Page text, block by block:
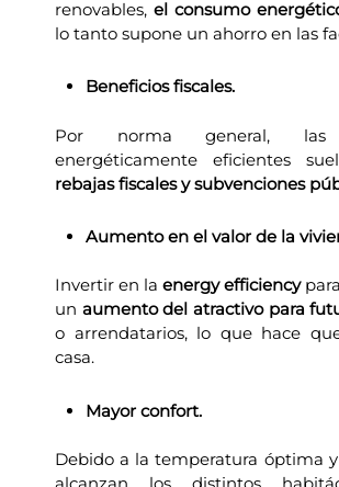
renovables,el consumo
lo tanto supone un ahorro en las
Beneficios fiscales.
Por norma general, las
energéticamente eficientes
rebajas fiscales y subvenciones
Aumento en el valor de la
Invertir en la energy efficiency
un aumento del atractivo para
o arrendatarios, lo que hace
casa.
Mayor confort.
Debido a la temperatura óptima